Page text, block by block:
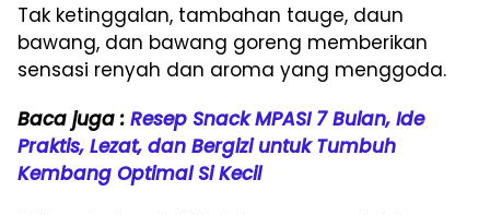
Tak ketinggalan, tambahan tauge, daun
bawang, dan bawang goreng memberikan
sensasi renyah dan aroma yang menggoda.
Baca juga : Resep Snack MPASI 7 Bulan, Ide
Praktis, Lezat, dan Bergizi untuk Tumbuh
Kembang Optimal Si Kecil